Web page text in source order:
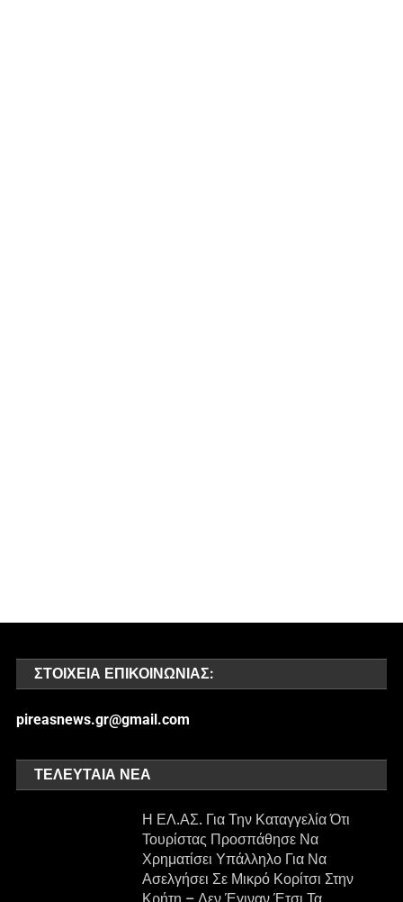
ΣΤΟΙΧΕΊΑ ΕΠΙΚΟΙΝΩΝΊΑΣ:
pireasnews.gr@gmail.com
ΤΕΛΕΥΤΑΊΑ ΝΈΑ
Η ΕΛ.ΑΣ. Για Την Καταγγελία Ότι
Τουρίστας Προσπάθησε Να
Χρηματίσει Υπάλληλο Για Να
Ασελγήσει Σε Μικρό Κορίτσι Στην